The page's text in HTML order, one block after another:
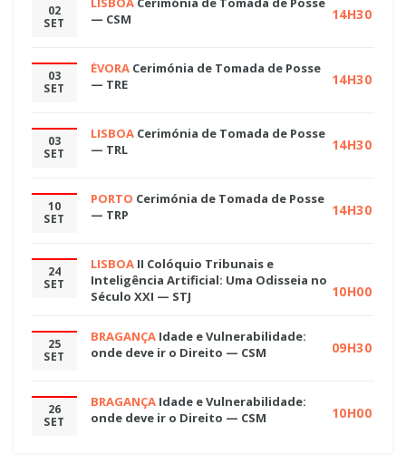
02
SET
— CSM
14H30
03
SET
ÉVORA Cerimónia de Tomada de Posse
— TRE
14H30
03
SET
LISBOA Cerimónia de Tomada de Posse
— TRL
14H30
10
SET
PORTO Cerimónia de Tomada de Posse
— TRP
14H30
24
SET
LISBOA II Colóquio Tribunais e
Inteligência Artificial: Uma Odisseia no
Século XXI — STJ
10H00
25
SET
BRAGANÇA Idade e Vulnerabilidade:
onde deve ir o Direito — CSM
09H30
26
SET
BRAGANÇA Idade e Vulnerabilidade:
onde deve ir o Direito — CSM
10H00